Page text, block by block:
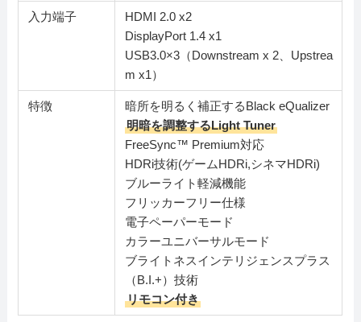
入力端子
HDMI 2.0 x2
DisplayPort 1.4 x1
USB3.0×3（Downstream x 2、Upstrea
m x1）
特徴
暗所を明るく補正するBlack eQualizer
明暗を調整するLight Tuner
FreeSync™ Premium対応
HDRi技術(ゲームHDRi,シネマHDRi)
ブルーライト軽減機能
フリッカーフリー仕様
電子ペーパーモード
カラーユニバーサルモード
ブライトネスインテリジェンスプラス
（B.I.+）技術
リモコン付き